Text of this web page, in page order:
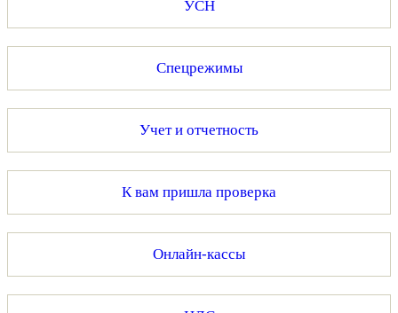
УСН
Спецрежимы
Учет и отчетность
К вам пришла проверка
Онлайн-кассы